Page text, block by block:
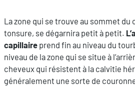
La zone qui se trouve au sommet du
tonsure, se dégarnira petit à petit.
capillaire prend fin au niveau du
niveau de la zone qui se situe à
cheveux qui résistent à la calvitie
généralement une sorte de